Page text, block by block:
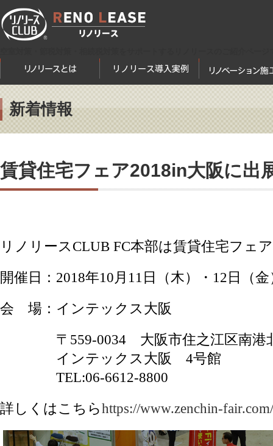
新着情報
賃貸住宅フェア2018in大阪に出
リノリースCLUB FC本部は賃貸住宅フェ
開催日：2018年10月11日（木）・12日（金
会 場：インテックス大阪
〒559-0034 大阪市住之江区南港北
インテックス大阪 4号館
TEL:06-6612-8800
詳しくはこちらhttps://www.zenchin-